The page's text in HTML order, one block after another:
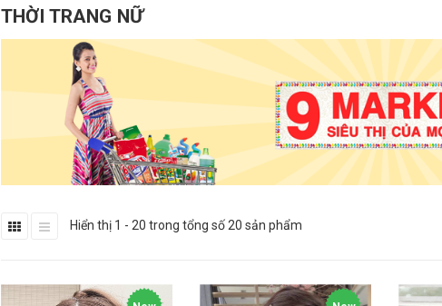
THỜI TRANG NỮ
Hiển thị 1 - 20 trong tổng số 20 sản phẩm